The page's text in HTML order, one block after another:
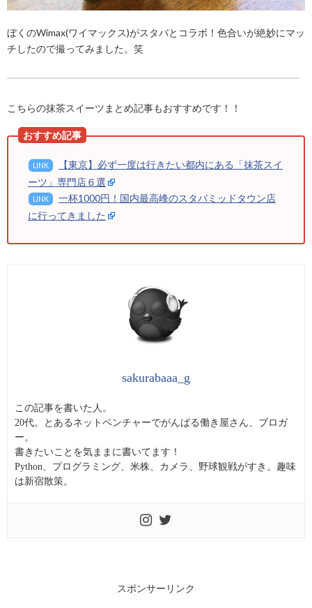
ぼくのWimax(ワイマックス)がスタバとコラボ！色合いが絶妙にマッ
チしたので撮ってみました。笑
こちらの抹茶スイーツまとめ記事もおすすめです！！
LINK
【東京】必ず一度は行きたい都内にある「抹茶スイ
ーツ」専門店６選
LINK
一杯1000円！国内最高峰のスタバミッドタウン店
に行ってきました
sakurabaaa_g
この記事を書いた人。
20代。とあるネットベンチャーでがんばる働き屋さん、ブロガ
ー。
書きたいことを気ままに書いてます！
Python、プログラミング、米株、カメラ、野球観戦がすき。趣味
は新宿散策。
スポンサーリンク